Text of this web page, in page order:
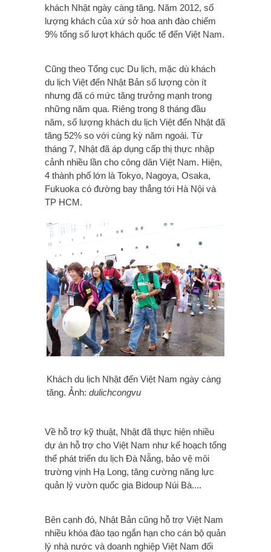
khách Nhật ngày càng tăng. Năm 2012, số
lượng khách của xứ sở hoa anh đào chiếm
9% tổng số lượt khách quốc tế đến Việt Nam.
Cũng theo Tổng cục Du lịch, mặc dù khách
du lịch Việt đến Nhật Bản số lượng còn ít
nhưng đã có mức tăng trưởng mạnh trong
những năm qua. Riêng trong 8 tháng đầu
năm, số lượng khách du lịch Việt đến Nhật đã
tăng 52% so với cùng kỳ năm ngoái. Từ
tháng 7, Nhật đã áp dụng cấp thị thực nhập
cảnh nhiều lần cho công dân Việt Nam. Hiện,
4 thành phố lớn là Tokyo, Nagoya, Osaka,
Fukuoka có đường bay thẳng tới Hà Nội và
TP HCM.
Khách du lịch Nhật đến Việt Nam ngày càng
tăng. Ảnh: dulichcongvu
Về hỗ trợ kỹ thuật, Nhật đã thực hiện nhiều
dự án hỗ trợ cho Việt Nam như kế hoạch tổng
thể phát triển du lịch Đà Nẵng, bảo vệ môi
trường vịnh Hạ Long, tăng cường năng lực
quản lý vườn quốc gia Bidoup Núi Bà....
Bên cạnh đó, Nhật Bản cũng hỗ trợ Việt Nam
nhiều khóa đào tạo ngắn hạn cho cán bộ quản
lý nhà nước và doanh nghiệp Việt Nam đối